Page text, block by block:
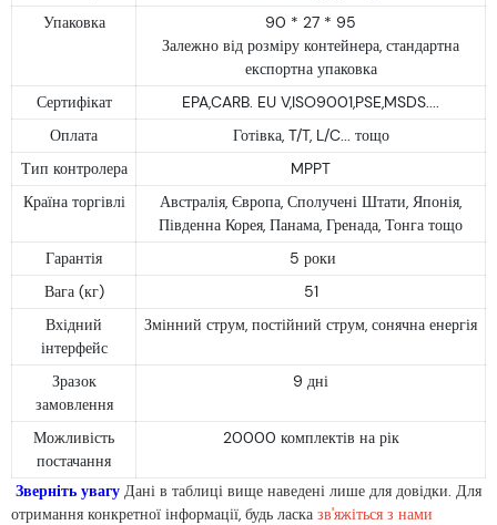
Упаковка
90 * 27 * 95
Залежно від розміру контейнера, стандартна
експортна упаковка
Сертифікат
EPA,CARB. EU V,ISO9001,PSE,MSDS....
Оплата
Готівка, T/T, L/C... тощо
Тип контролера
MPPT
Країна торгівлі
Австралія, Європа, Сполучені Штати, Японія,
Південна Корея, Панама, Гренада, Тонга тощо
Гарантія
5 роки
Вага (кг)
51
Вхідний
інтерфейс
Змінний струм, постійний струм, сонячна енергія
Зразок
замовлення
9 дні
Можливість
постачання
20000 комплектів на рік
Зверніть увагу Дані в таблиці вище наведені лише для довідки. Для
отримання конкретної інформації, будь ласка зв'яжіться з нами